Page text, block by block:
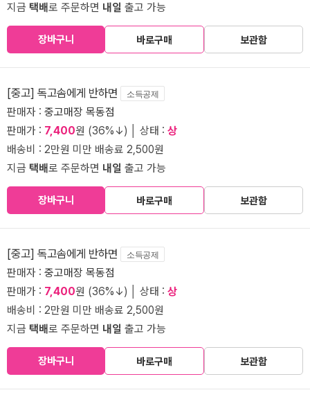
지금 택배로 주문하면 내일 출고 가능
장바구니 바로구매 보관함
[중고] 독고솜에게 반하면 소득공제
판매자 : 중고매장 목동점
판매가 : 7,400원 (36%↓) │ 상태 : 상
배송비 : 2만원 미만 배송료 2,500원
지금 택배로 주문하면 내일 출고 가능
장바구니 바로구매 보관함
[중고] 독고솜에게 반하면 소득공제
판매자 : 중고매장 목동점
판매가 : 7,400원 (36%↓) │ 상태 : 상
배송비 : 2만원 미만 배송료 2,500원
지금 택배로 주문하면 내일 출고 가능
장바구니 바로구매 보관함